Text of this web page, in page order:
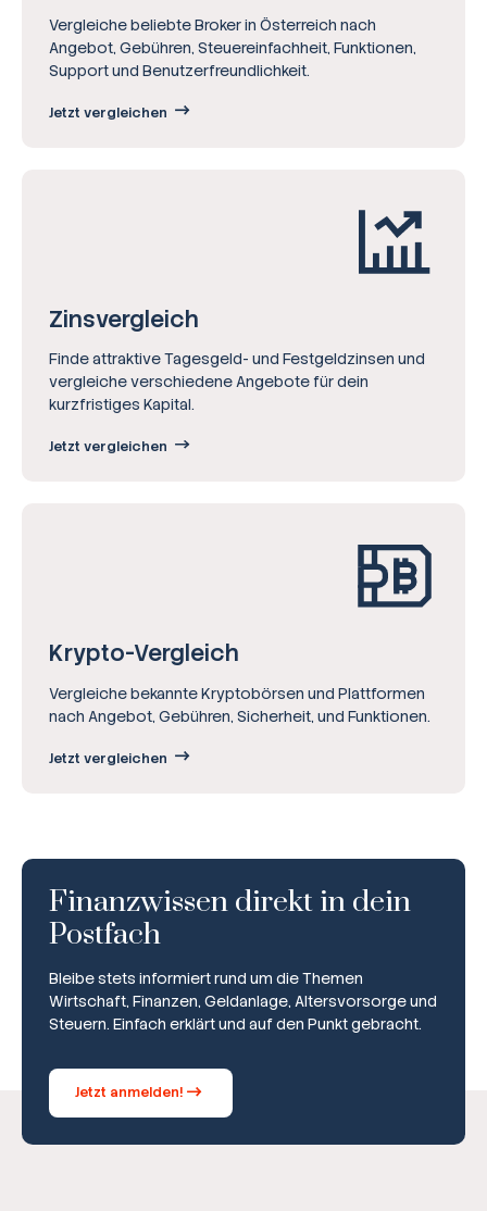
Vergleiche beliebte Broker in Österreich nach
Angebot, Gebühren, Steuereinfachheit, Funktionen,
Support und Benutzerfreundlichkeit.
Jetzt vergleichen
Zinsvergleich
Finde attraktive Tagesgeld- und Festgeldzinsen und
vergleiche verschiedene Angebote für dein
kurzfristiges Kapital.
Jetzt vergleichen
Krypto-Vergleich
Vergleiche bekannte Kryptobörsen und Plattformen
nach Angebot, Gebühren, Sicherheit, und Funktionen.
Jetzt vergleichen
Finanzwissen direkt in dein
Postfach
Bleibe stets informiert rund um die Themen
Wirtschaft, Finanzen, Geldanlage, Altersvorsorge und
Steuern. Einfach erklärt und auf den Punkt gebracht.
Jetzt anmelden!